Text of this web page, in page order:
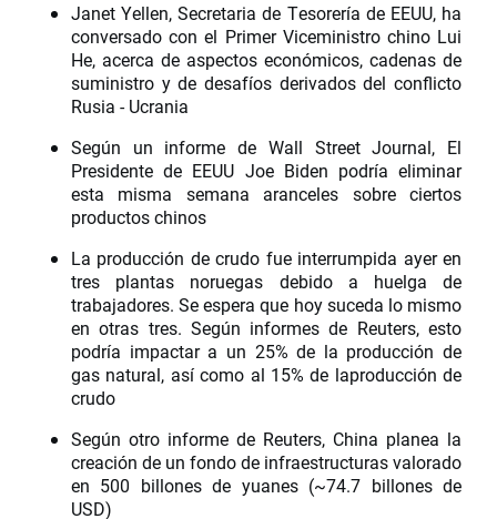
Janet Yellen, Secretaria de Tesorería de EEUU, ha
conversado con el Primer Viceministro chino Lui
He, acerca de aspectos económicos, cadenas de
suministro y de desafíos derivados del conflicto
Rusia - Ucrania
Según un informe de Wall Street Journal, El
Presidente de EEUU Joe Biden podría eliminar
esta misma semana aranceles sobre ciertos
productos chinos
La producción de crudo fue interrumpida ayer en
tres plantas noruegas debido a huelga de
trabajadores. Se espera que hoy suceda lo mismo
en otras tres. Según informes de Reuters, esto
podría impactar a un 25% de la producción de
gas natural, así como al 15% de laproducción de
crudo
Según otro informe de Reuters, China planea la
creación de un fondo de infraestructuras valorado
en 500 billones de yuanes (~74.7 billones de
USD)